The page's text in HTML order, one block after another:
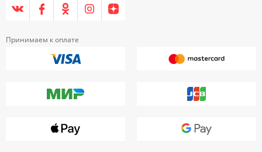
Принимаем к оплате